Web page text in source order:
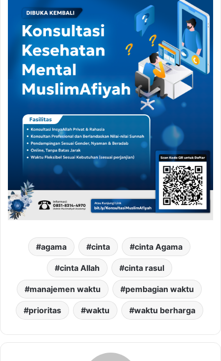
agama cinta cinta Agama
cinta Allah cinta rasul
manajemen waktu pembagian waktu
prioritas waktu waktu berharga